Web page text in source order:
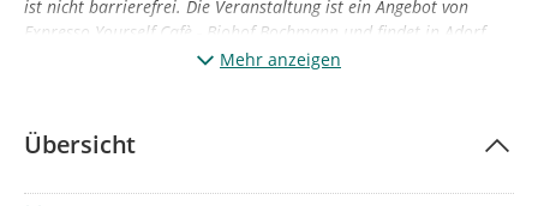
ist nicht barrierefrei. Die Veranstaltung ist ein Angebot von
Expresso Yourself Cafè - Biohof Bochmann und findet in Adorf,
Adorfer Hauptstr. 47 statt. Maximal 30 Personen können aus
Mehr anzeigen
Übersicht